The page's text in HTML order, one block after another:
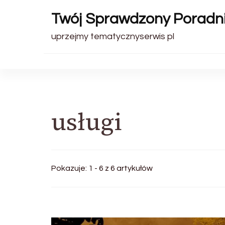
Twój Sprawdzony
uprzejmy tematycznyserwis pl
usługi
Pokazuje: 1 - 6 z 6 artykułów